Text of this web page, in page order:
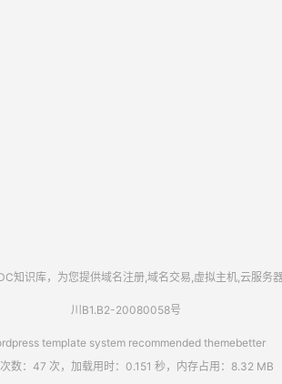
知识库，为您提供域名注册,域名交易,虚拟主机,云服务
川B1.B2-20080058号
template system recommended themebetter
数：47 次，加载用时：0.151 秒，内存占用：8.32 MB